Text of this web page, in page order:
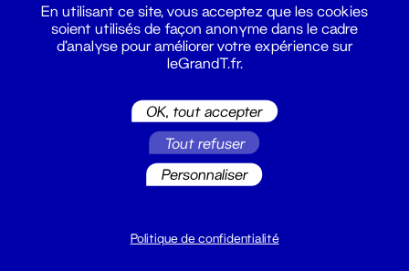
Du lundi au vendredi 14h → 18h
En utilisant ce site, vous acceptez que les cookies
soient utilisés de façon anonyme dans le cadre
d'analyse pour améliorer votre expérience sur
leGrandT.fr.
OK, tout accepter
Tout refuser
Personnaliser
Politique de confidentialité